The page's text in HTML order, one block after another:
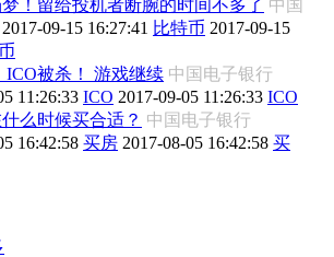
！留给投机者断腕的时间不多了 中国
2017-09-15 16:27:41 比特币 2017-09-15
ICO被杀！ 游戏继续 中国电子银行
11:26:33 ICO 2017-09-05 11:26:33 ICO
么时候买合适？ 中国电子银行
16:42:58 买房 2017-08-05 16:42:58 买